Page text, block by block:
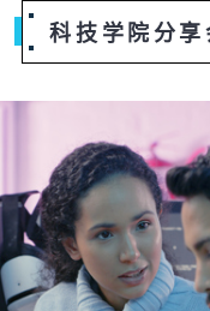
科技学院分享